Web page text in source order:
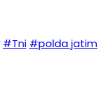
#Tni #polda jatim